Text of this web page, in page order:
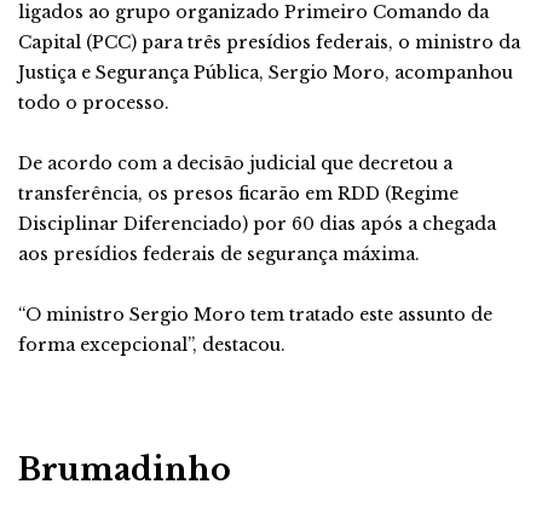
ligados ao grupo organizado Primeiro Comando da
Capital (PCC) para três presídios federais, o ministro da
Justiça e Segurança Pública, Sergio Moro, acompanhou
todo o processo.
De acordo com a decisão judicial que decretou a
transferência, os presos ficarão em RDD (Regime
Disciplinar Diferenciado) por 60 dias após a chegada
aos presídios federais de segurança máxima.
“O ministro Sergio Moro tem tratado este assunto de
forma excepcional”, destacou.
Brumadinho